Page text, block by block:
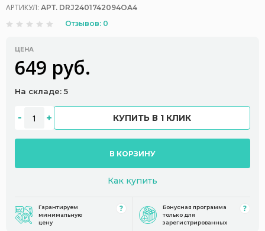
АРТИКУЛ: АРТ. DRJ2401742094OA4
Отзывов: 0
ЦЕНА
649 руб.
На складе: 5
КУПИТЬ В 1 КЛИК
В КОРЗИНУ
Как купить
Гарантируем
минимальную
цену
Бонусная программа
только для
зарегистрированных